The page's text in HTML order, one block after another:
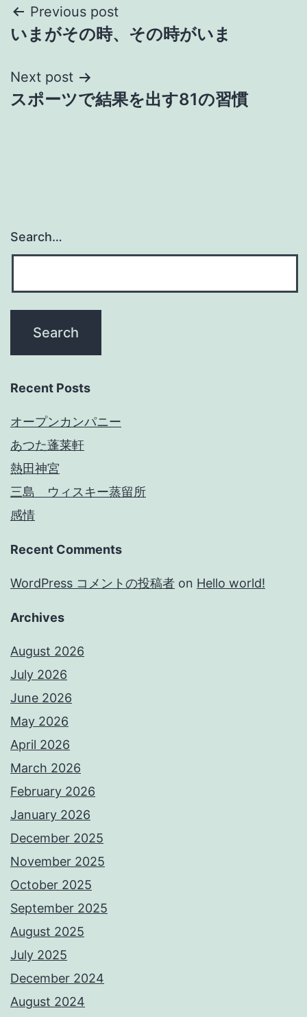
Post
navigation
Previous post
いまがその時、その時がいま
Next post
スポーツで結果を出す81の習慣
Search…
Recent Posts
オープンカンパニー
あつた蓬莱軒
熱田神宮
三島 ウィスキー蒸留所
感情
Recent Comments
WordPress コメントの投稿者 on Hello world!
Archives
August 2026
July 2026
June 2026
May 2026
April 2026
March 2026
February 2026
January 2026
December 2025
November 2025
October 2025
September 2025
August 2025
July 2025
December 2024
August 2024